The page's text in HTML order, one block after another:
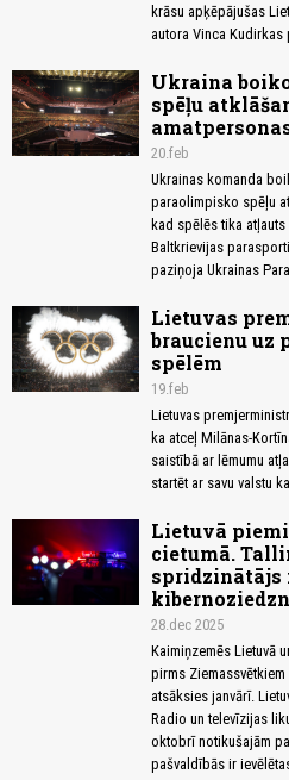
krāsu apķēpājušas
autora Vinca Kudirkas
Ukraina
spēļu
20.feb
Ukrainas komanda
paraolimpisko spēļu
kad spēlēs tika
Baltkrievijas
paziņoja Ukrainas
Lietuvas
braucienu uz
spēlēm
19.feb
Lietuvas
ka atceļ Milānas-
saistībā ar lēmumu
startēt ar savu valstu
Lietuvā
cietumā.
spridzinātājs
28.dec 2025
Kaimiņzemēs Lietuvā
pirms
atsāksies janvārī.
Radio un televīzijas
oktobrī notikušajām
pašvaldībās ir